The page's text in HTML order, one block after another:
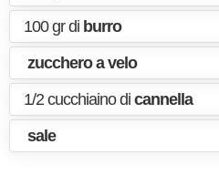
100 gr di burro
zucchero a velo
1/2 cucchiaino di cannella
sale